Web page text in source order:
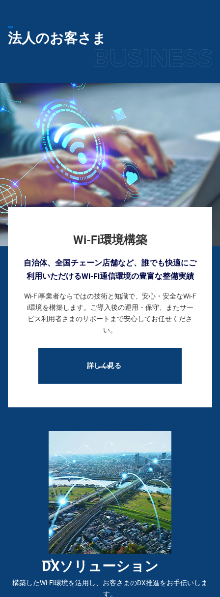
法人のお客さま
Wi-Fi環境構築
自治体、全国チェーン店舗など、誰でも快適にご
利用いただけるWi-Fi通信環境の豊富な整備実績
Wi-Fi事業者ならではの技術と知識で、安心・安全なWi-F
i環境を構築します。ご導入後の運用・保守、またサー
ビス利用者さまのサポートまで安心してお任せくださ
い。
詳しく見る
DXソリューション
構築したWi-Fi環境を活用し、お客さまのDX推進をお手伝いしま
す。